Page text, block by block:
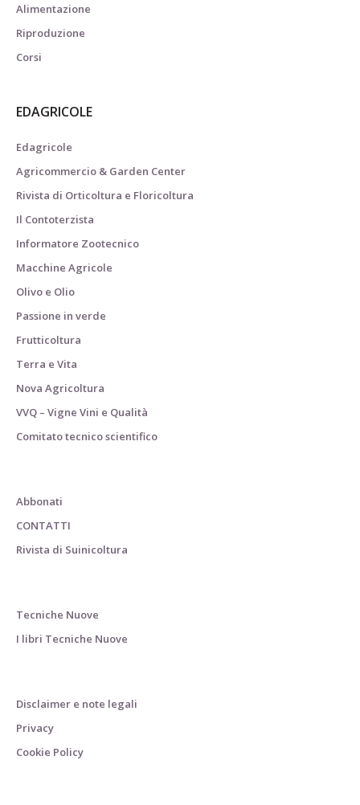
Alimentazione
Riproduzione
Corsi
EDAGRICOLE
Edagricole
Agricommercio & Garden Center
Rivista di Orticoltura e Floricoltura
Il Contoterzista
Informatore Zootecnico
Macchine Agricole
Olivo e Olio
Passione in verde
Frutticoltura
Terra e Vita
Nova Agricoltura
VVQ – Vigne Vini e Qualità
Comitato tecnico scientifico
Abbonati
CONTATTI
Rivista di Suinicoltura
Tecniche Nuove
I libri Tecniche Nuove
Disclaimer e note legali
Privacy
Cookie Policy